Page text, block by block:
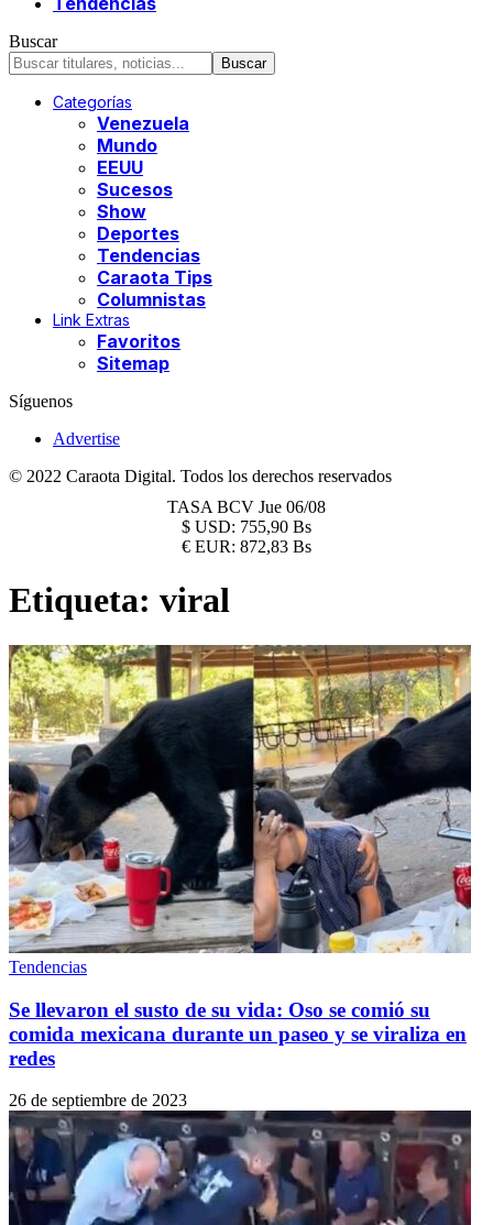
Buscar
Categorías
Venezuela
Mundo
EEUU
Sucesos
Show
Deportes
Tendencias
Caraota Tips
Columnistas
Link Extras
Favoritos
Sitemap
Síguenos
Advertise
© 2022 Caraota Digital. Todos los derechos reservados
TASA BCV Jue 06/08
$ USD: 755,90 Bs
€ EUR: 872,83 Bs
Etiqueta: viral
Tendencias
Se llevaron el susto de su vida: Oso se comió su
comida mexicana durante un paseo y se viraliza en
redes
26 de septiembre de 2023